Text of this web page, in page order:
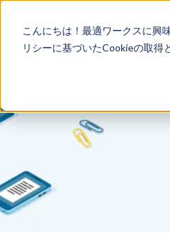
こんにちは！最適ワークスに興
リシーに基づいたCookieの取得